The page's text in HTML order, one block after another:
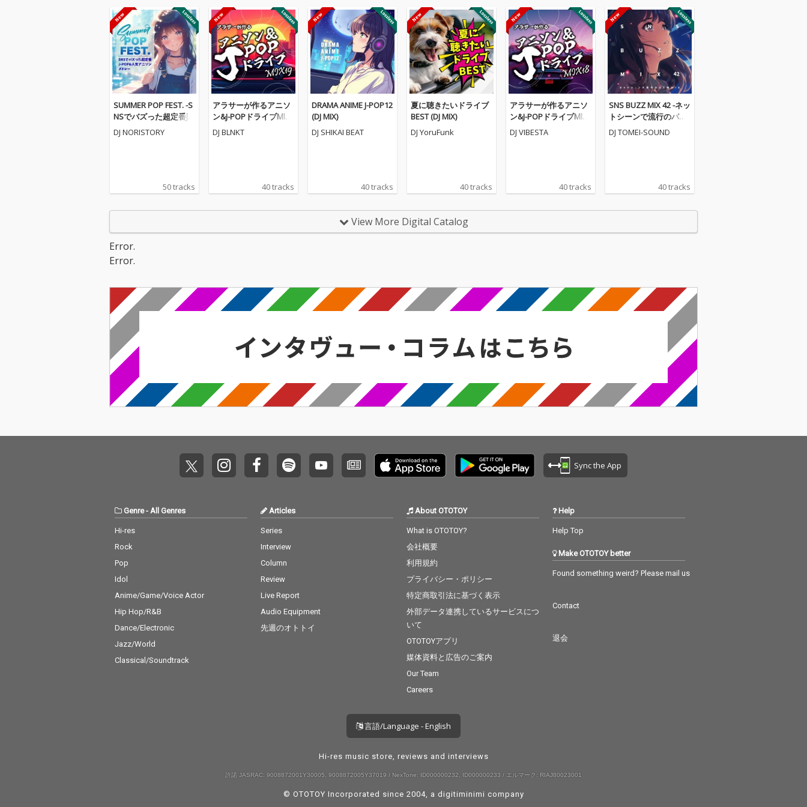
SUMMER POP FEST. -S
NSでバズった超定番J-P
OP&人気アニソンメド
レー- (DJ MIX)
DJ NORISTORY
50 tracks
アラサーが作るアニソ
ン&J-POPドライブMIX1
9 (DJ MIX)
DJ BLNKT
40 tracks
DRAMA ANIME J-POP12
(DJ MIX)
DJ SHIKAI BEAT
40 tracks
夏に聴きたいドライブ
BEST (DJ MIX)
DJ YoruFunk
40 tracks
アラサーが作るアニソ
ン&J-POPドライブMIX1
8 (DJ MIX)
DJ VIBESTA
40 tracks
SNS BUZZ MIX 42 -ネッ
トシーンで流行のバズ
曲MIX- (DJ MIX)
DJ TOMEI-SOUND
40 tracks
View More Digital Catalog
Error.
Error.
Sync the App
Genre- All Genres
Hi-res
Rock
Pop
Idol
Anime/Game/Voice Actor
Hip Hop/R&B
Dance/Electronic
Jazz/World
Classical/Soundtrack
Articles
Series
Interview
Column
Review
Live Report
Audio Equipment
先週のオトトイ
About OTOTOY
What is OTOTOY?
会社概要
利用規約
プライバシー・ポリシー
特定商取引法に基づく表示
外部データ連携しているサービスにつ
いて
OTOTOYアプリ
媒体資料と広告のご案内
Our Team
Careers
Help
Help Top
Make OTOTOY better
Found something weird? Please mail us
Contact
退会
言語/Language - English
Hi-res music store, reviews and interviews
許諾 JASRAC: 9008872001Y30005, 9008872005Y37019 / NexTone: ID000000232, ID000000233 / エルマーク: RIAJ80023001
© OTOTOY Incorporated since 2004, a digitiminimi company